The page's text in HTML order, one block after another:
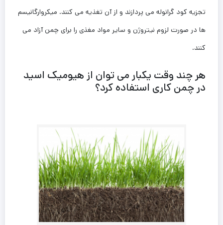
تجزیه کود گرانوله می پردازند و از آن تغذیه می کنند. میکروارگانیسم
ها در صورت لزوم نیتروژن و سایر مواد مغذی را برای چمن آزاد می
کنند.
هر چند وقت یکبار می توان از هیومیک اسید
در چمن کاری استفاده کرد؟